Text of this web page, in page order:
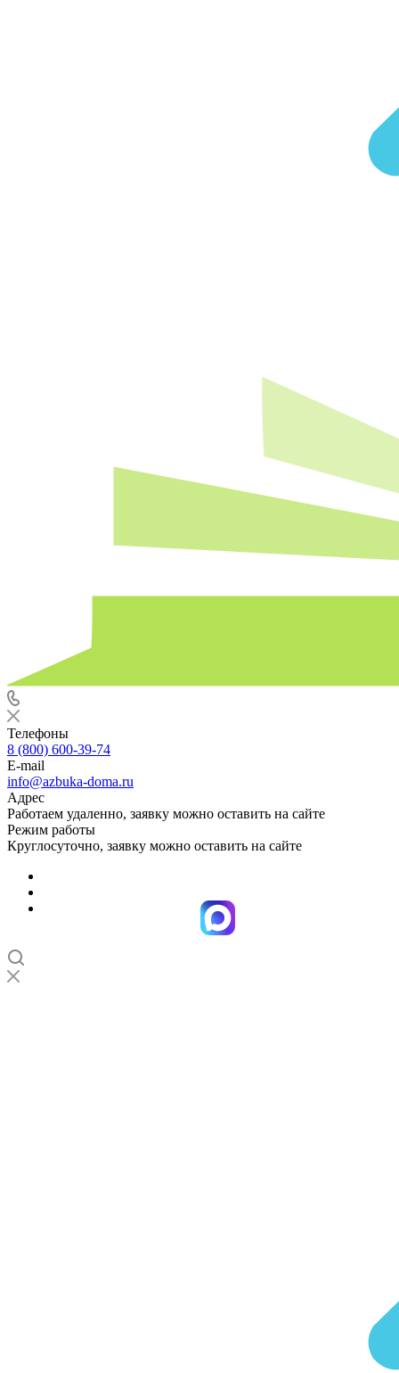
Телефоны
8 (800) 600-39-74
E-mail
info@azbuka-doma.ru
Адрес
Работаем удаленно, заявку можно оставить на сайте
Режим работы
Круглосуточно, заявку можно оставить на сайте